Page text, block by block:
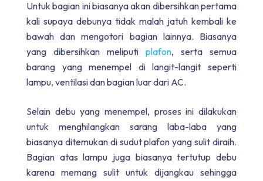
Untuk bagian ini biasanya akan dibersihkan pertama
kali supaya debunya tidak malah jatuh kembali ke
bawah dan mengotori bagian lainnya. Biasanya
yang dibersihkan meliputi plafon, serta semua
barang yang menempel di langit-langit seperti
lampu, ventilasi dan bagian luar dari AC.
Selain debu yang menempel, proses ini dilakukan
untuk menghilangkan sarang laba-laba yang
biasanya ditemukan di sudut plafon yang sulit diraih.
Bagian atas lampu juga biasanya tertutup debu
karena memang sulit untuk dijangkau sehingga